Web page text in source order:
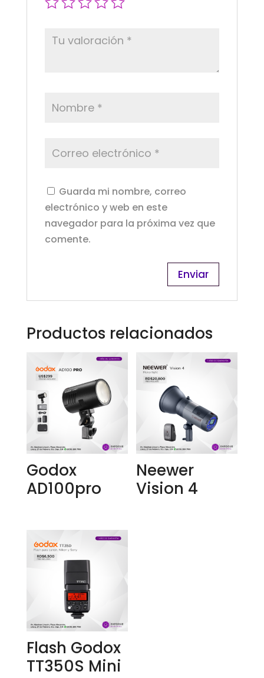
Guarda mi nombre, correo
electrónico y web en este
navegador para la próxima vez que
comente.
Productos relacionados
Godox
AD100pro
Neewer
Vision 4
Flash Godox
TT350S Mini